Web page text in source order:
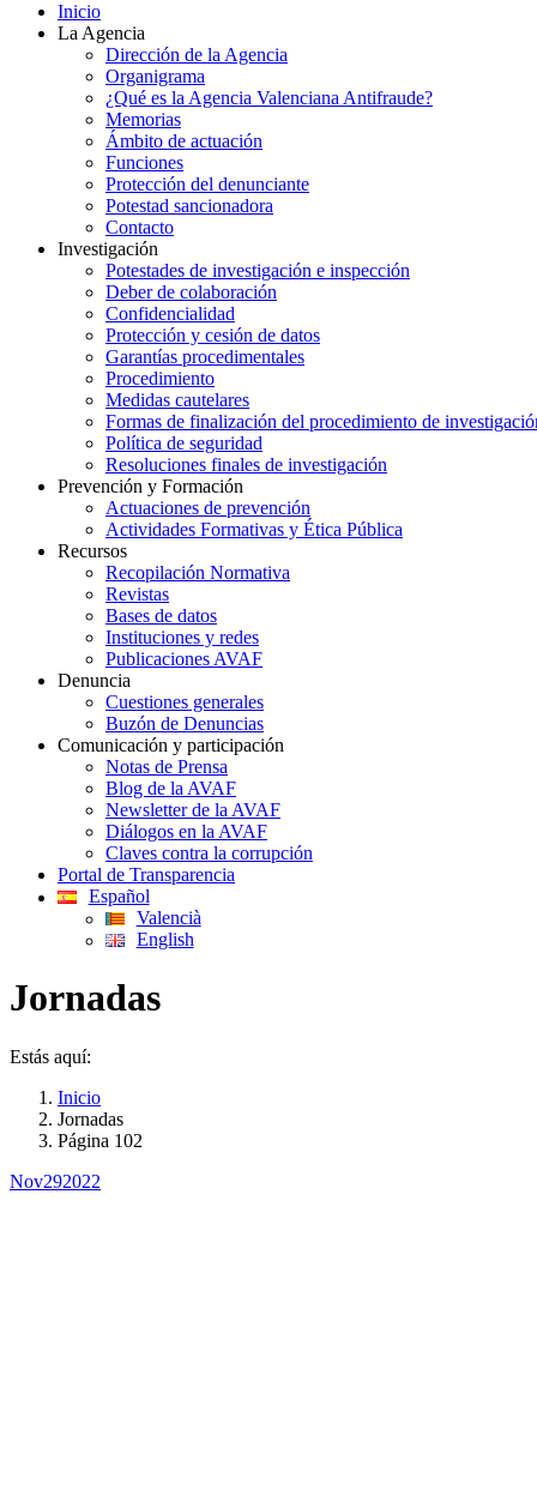
Inicio
La Agencia
Dirección de la Agencia
Organigrama
¿Qué es la Agencia Valenciana Antifraude?
Memorias
Ámbito de actuación
Funciones
Protección del denunciante
Potestad sancionadora
Contacto
Investigación
Potestades de investigación e inspección
Deber de colaboración
Confidencialidad
Protección y cesión de datos
Garantías procedimentales
Procedimiento
Medidas cautelares
Formas de finalización del procedimiento de
Política de seguridad
Resoluciones finales de investigación
Prevención y Formación
Actuaciones de prevención
Actividades Formativas y Ética Pública
Recursos
Recopilación Normativa
Revistas
Bases de datos
Instituciones y redes
Publicaciones AVAF
Denuncia
Cuestiones generales
Buzón de Denuncias
Comunicación y participación
Notas de Prensa
Blog de la AVAF
Newsletter de la AVAF
Diálogos en la AVAF
Claves contra la corrupción
Portal de Transparencia
Español
Valencià
English
Jornadas
Estás aquí:
Inicio
Jornadas
Página 102
Nov292022